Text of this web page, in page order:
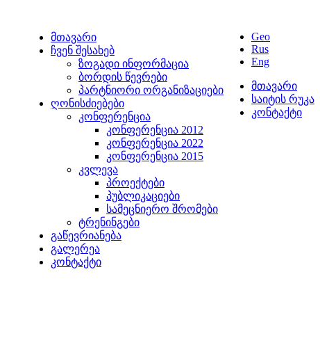
Geo
Rus
Eng
მთავარი
საიტის რუკა
კონტაქტი
მთავარი
ჩვენ შესახებ
ზოგადი ინფორმაცია
ბორდის წევრები
პარტნიორი ორგანიზაციები
ღონისძიებები
კონფერენცია
კონფერენცია 2012
კონფერენცია 2022
კონფერენცია 2015
კვლევა
პროექტები
პუბლიკაციები
სამეცნიერო შრომები
ტრენინგები
გაწევრიანება
გალერეა
კონტაქტი